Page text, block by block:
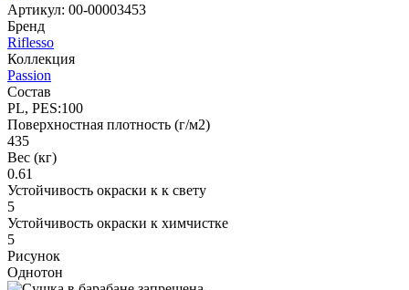
Артикул: 00-00003453
Бренд
Riflesso
Коллекция
Passion
Состав
PL, PES:100
Поверхностная плотность (г/м2)
435
Вес (кг)
0.61
Устойчивость окраски к к свету
5
Устойчивость окраски к химчистке
5
Рисунок
Однотон